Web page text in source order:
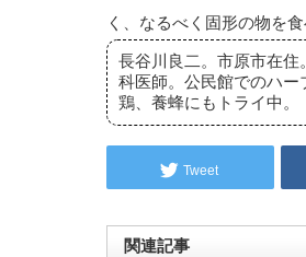
く、なるべく固形の物を
長谷川良二。市原市在
科医師。公民館でのハ
鶏、養蜂にもトライ中。
Tweet
関連記事